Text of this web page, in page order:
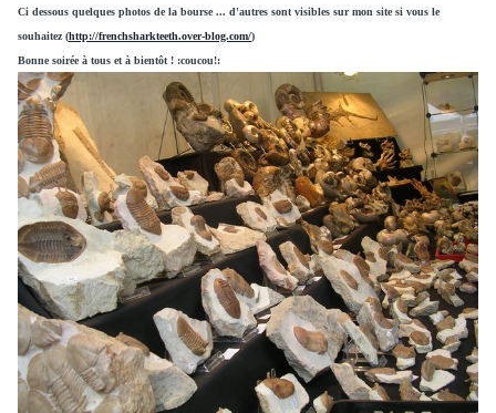
Ci dessous quelques photos de la bourse ... d'autres sont visibles sur mon site si vous le
souhaitez (http://frenchsharkteeth.over-blog.com/)
Bonne soirée à tous et à bientôt ! :coucou!: